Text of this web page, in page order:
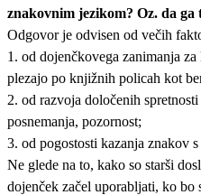
znakovnim jezikom? Oz. da ga
Odgovor je odvisen od večih
1. od dojenčkovega zanimanja
plezajo po knjižnih policah kot
2. od razvoja določenih
posnemanja, pozornost;
3. od pogostosti kazanja znakov s
Ne glede na to, kako so starši
dojenček začel uporabljati, ko bo